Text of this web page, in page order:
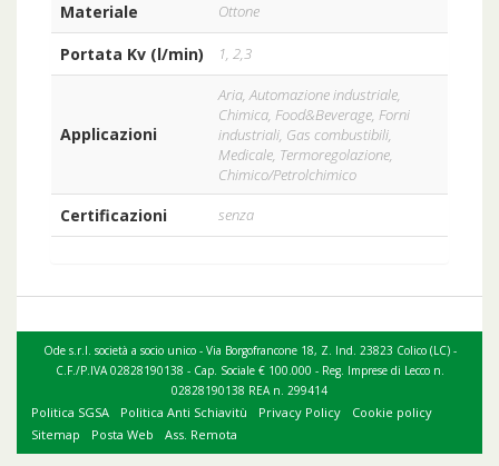
Materiale Ottone
Portata Kv (l/min) 1, 2,3
Applicazioni
Aria, Automazione industriale,
Chimica, Food&Beverage, Forni
industriali, Gas combustibili,
Medicale, Termoregolazione,
Chimico/Petrolchimico
Certificazioni senza
Ode s.r.l. società a socio unico - Via Borgofrancone 18, Z. Ind. 23823 Colico (LC) -
C.F./P.IVA 02828190138 - Cap. Sociale € 100.000 - Reg. Imprese di Lecco n.
02828190138 REA n. 299414
Politica SGSA Politica Anti Schiavitù Privacy Policy
Cookie policy
Sitemap
Posta Web Ass. Remota